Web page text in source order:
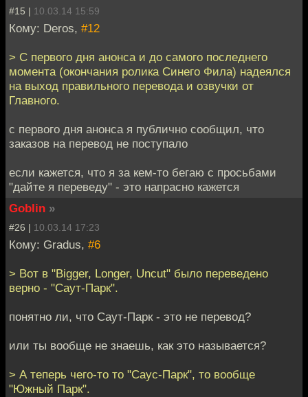
#15 | 10.03.14 15:59
Кому: Deros, #12
> С первого дня анонса и до самого последнего
момента (окончания ролика Синего Фила) надеялся
на выход правильного перевода и озвучки от
Главного.
с первого дня анонса я публично сообщил, что
заказов на перевод не поступало
если кажется, что я за кем-то бегаю с просьбами
"дайте я переведу" - это напрасно кажется
Goblin »
#26 | 10.03.14 17:23
Кому: Gradus, #6
> Вот в "Bigger, Longer, Uncut" было переведено
верно - "Саут-Парк".
понятно ли, что Саут-Парк - это не перевод?
или ты вообще не знаешь, как это называется?
> А теперь чего-то то "Саус-Парк", то вообще
"Южный Парк".